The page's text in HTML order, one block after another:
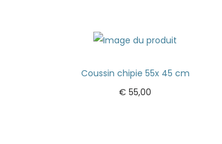
Coussin chipie 55x 45 cm
€ 55,00